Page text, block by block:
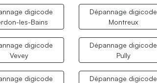
digicode
les-Bains
Dépannage digicode
Montreux
digicode
Vevey
Dépannage digicode
Pully
digicode
Dépannage digicode